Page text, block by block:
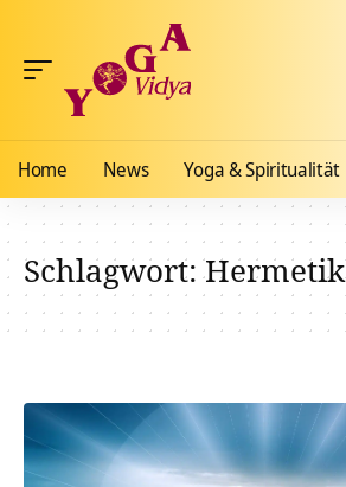
Home News Yoga & Spiritualität
Schlagwort:Hermetik